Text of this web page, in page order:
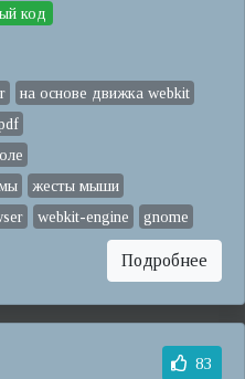
код
на основе движка webkit
жесты мыши
webkit-engine gnome
Подробнее
83